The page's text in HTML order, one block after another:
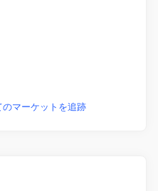
マーケットを追跡